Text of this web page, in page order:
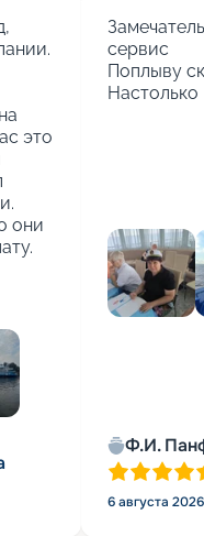
это
они
сервис
Поплыву
Ф.И.
6 августа 2026